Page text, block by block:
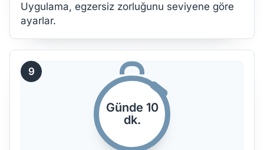
Uygulama, egzersiz zorluğunu seviyene göre
ayarlar.
9
Günde 10
dk.